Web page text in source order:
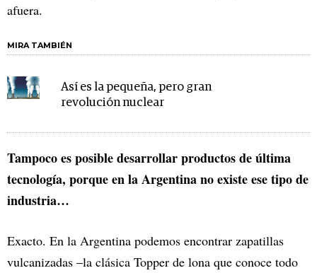
afuera.
MIRA TAMBIÉN
Así es la pequeña, pero gran
revolución nuclear
Tampoco es posible desarrollar productos de última
tecnología, porque en la Argentina no existe ese tipo de
industria…
Exacto. En la Argentina podemos encontrar zapatillas
vulcanizadas –la clásica Topper de lona que conoce todo